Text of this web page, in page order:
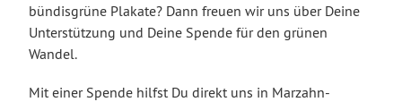
bündisgrüne Plakate? Dann freuen wir uns über Deine
Unterstützung und Deine Spende für den grünen
Wandel.
Mit einer Spende hilfst Du direkt uns in Marzahn-